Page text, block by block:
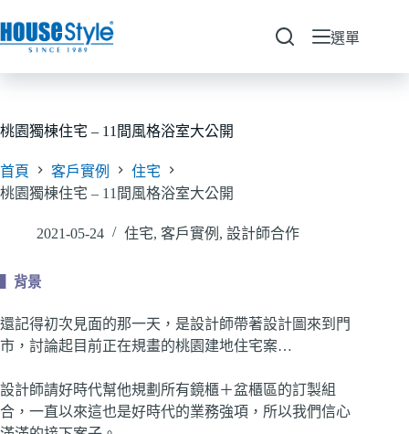
至
要
容
選單
桃園獨棟住宅 – 11間風格浴室大公開
首頁 客戶實例
住宅
桃園獨棟住宅 – 11間風格浴室大公開
2021-05-24 住宅, 客戶實例 , 設計師合作
▍背景
還記得初次見面的那一天，是設計師帶著設計圖來到門
市，討論起目前正在規畫的桃園建地住宅案…
設計師請好時代幫他規劃所有鏡櫃＋盆櫃區的訂製組
合，一直以來這也是好時代的業務強項，所以我們信心